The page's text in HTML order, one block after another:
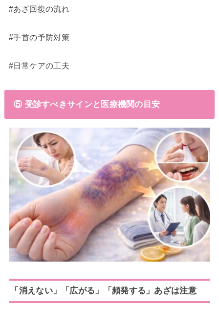
#あざ回復の流れ
#手首の予防対策
#日常ケアの工夫
⑤ 受診すべきサインと医療機関の目安
「消えない」「広がる」「頻発する」あざは注意